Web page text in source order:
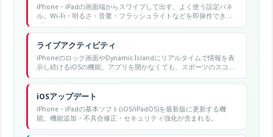
iPhone・iPadの画面端からスワイプして出す、よく使う設定パネ
ル。Wi-Fi・明るさ・音量・フラッシュライトなどを即操作でき
る。
ライブアクティビティ
iPhoneのロック画面やDynamic Islandにリアルタイムで情報を表
示し続けるiOSの機能。アプリを開かなくても、スポーツのスコア
や配送状況などを常に確認できる。
iOSアップデート
iPhone・iPadの基本ソフト(iOS/iPadOS)を最新版に更新する機
能。機能追加・不具合修正・セキュリティ強化が含まれる。